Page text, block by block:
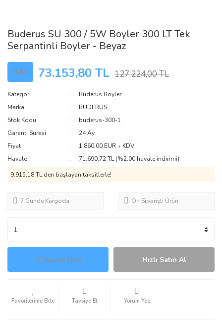
Buderus SU 300 / 5W Boyler 300 LT Tek
Serpantinli Boyler - Beyaz
%43 73.153,80 TL 127.224,00 TL
Kategori
Buderus Boyler
Marka
BUDERUS
Stok Kodu
buderus-300-1
Garanti Süresi
24 Ay
Fiyat
1.860,00 EUR + KDV
Havale
71.690,72 TL (%2,00 havale indirimi)
9.915,18 TL den başlayan taksitlerle!
7 Günde Kargoda Ön Siparişli Ürün
Sepete Ekle Hızlı Satın Al
Tavsiye Et Yorum Yaz